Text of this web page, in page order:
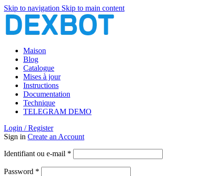
Skip to navigation Skip to main content
Maison
Blog
Catalogue
Mises à jour
Instructions
Documentation
Technique
TELEGRAM DEMO
Login / Register
Sign in Create an Account
Identifiant ou e-mail *
Password *